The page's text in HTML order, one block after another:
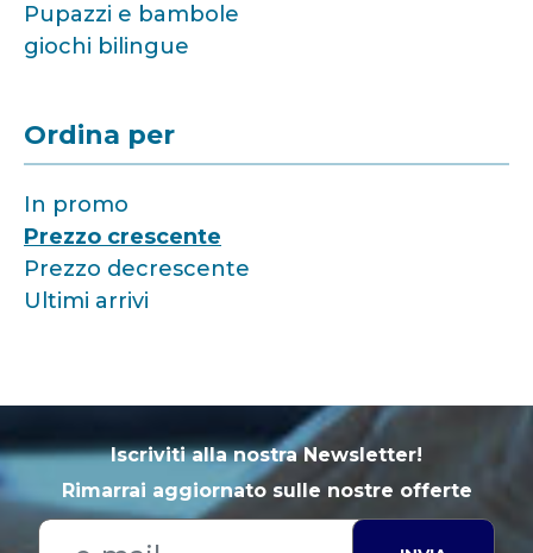
Pupazzi e bambole
giochi bilingue
Ordina per
In promo
Prezzo crescente
Prezzo decrescente
Ultimi arrivi
Iscriviti alla nostra Newsletter!
Rimarrai aggiornato sulle nostre offerte